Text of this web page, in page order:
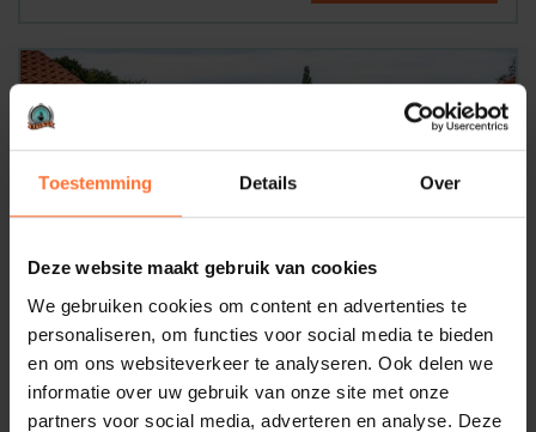
Toestemming Details Over
Deze website maakt gebruik van cookies
We gebruiken cookies om content en advertenties te
personaliseren, om functies voor social media te bieden
en om ons websiteverkeer te analyseren. Ook delen we
informatie over uw gebruik van onze site met onze
partners voor social media, adverteren en analyse. Deze
Netwerker pur-sang José Peters was jarenlang
werkzaam als directie secretaresse bij Price
Waterhouse ...
Lees verder